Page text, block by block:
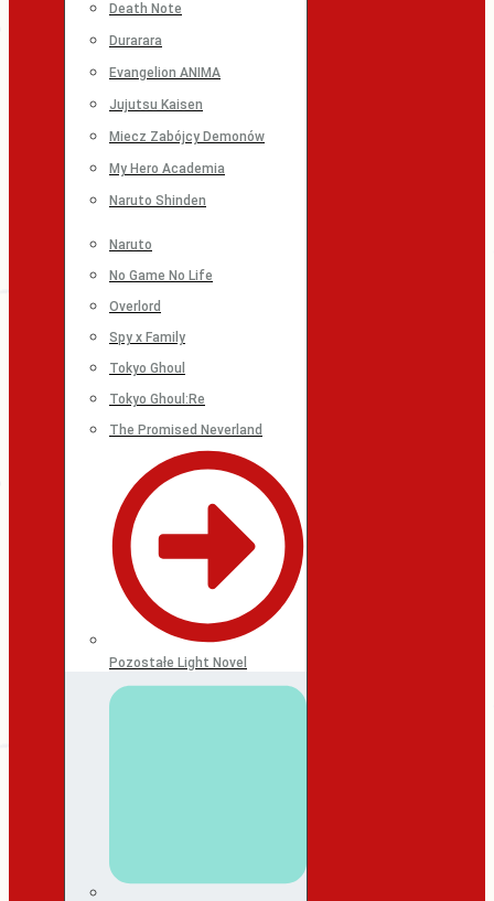
Death Note
Durarara
Evangelion ANIMA
Jujutsu Kaisen
Miecz Zabójcy Demonów
My Hero Academia
Naruto Shinden
Naruto
No Game No Life
Overlord
Spy x Family
Tokyo Ghoul
Tokyo Ghoul:Re
The Promised Neverland
Pozostałe Light Novel